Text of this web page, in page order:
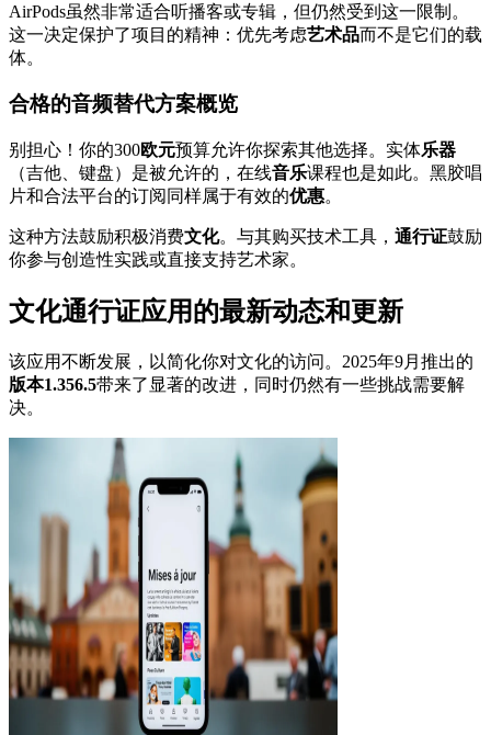
AirPods虽然非常适合听播客或专辑，但仍然受到这一限制。
这一决定保护了项目的精神：优先考虑艺术品而不是它们的载
体。
合格的音频替代方案概览
别担心！你的300欧元预算允许你探索其他选择。实体乐器
（吉他、键盘）是被允许的，在线音乐课程也是如此。黑胶唱
片和合法平台的订阅同样属于有效的优惠。
这种方法鼓励积极消费文化。与其购买技术工具， 通行证鼓励
你参与创造性实践或直接支持艺术家。
文化通行证应用的最新动态和更新
该应用不断发展，以简化你对文化的访问。2025年9月推出的
版本1.356.5带来了显著的改进，同时仍然有一些挑战需要解
决。